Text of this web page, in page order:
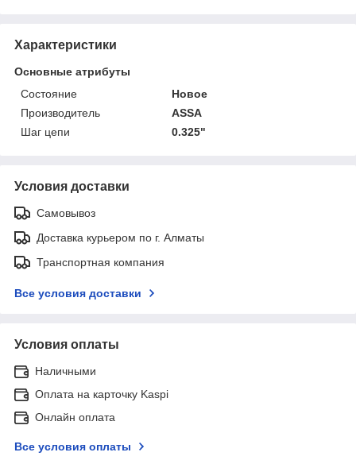
Характеристики
Основные атрибуты
Состояние
Новое
Производитель
ASSA
Шаг цепи
0.325"
Условия доставки
Самовывоз
Доставка курьером по г. Алматы
Транспортная компания
Все условия доставки
Условия оплаты
Наличными
Оплата на карточку Kaspi
Онлайн оплата
Все условия оплаты